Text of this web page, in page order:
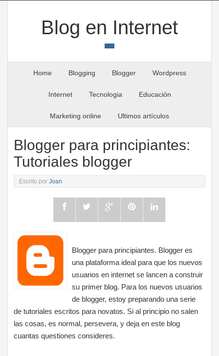
Blog en Internet
Home Blogging Blogger Wordpress
Internet Tecnologia Educación
Marketing online Ultimos artículos
Blogger para principiantes:
Tutoriales blogger
Escrito porJoan
Blogger para principiantes. Blogger es
una plataforma ideal para que los nuevos
usuarios en internet se lancen a construir
su primer blog. Para los nuevos usuarios
de blogger, estoy preparando una serie
de tutoriales escritos para novatos. Si al principio no salen
las cosas, es normal, persevera, y deja en este blog
cuantas questiones consideres.